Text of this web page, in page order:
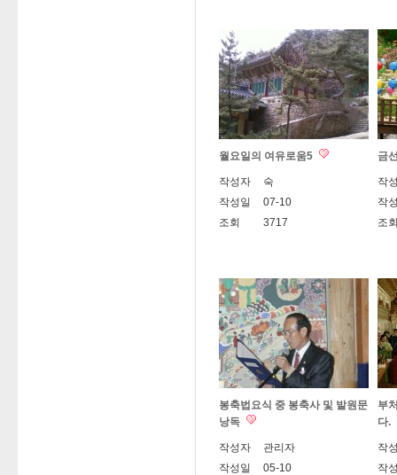
월요일의 여유로움5
작성자
숙
작성일
07-10
조회
3717
금
작
작
조
봉축법요식 중 봉축사 및 발원문
낭독
작성자
관리자
작성일
05-10
부
다.
작
작